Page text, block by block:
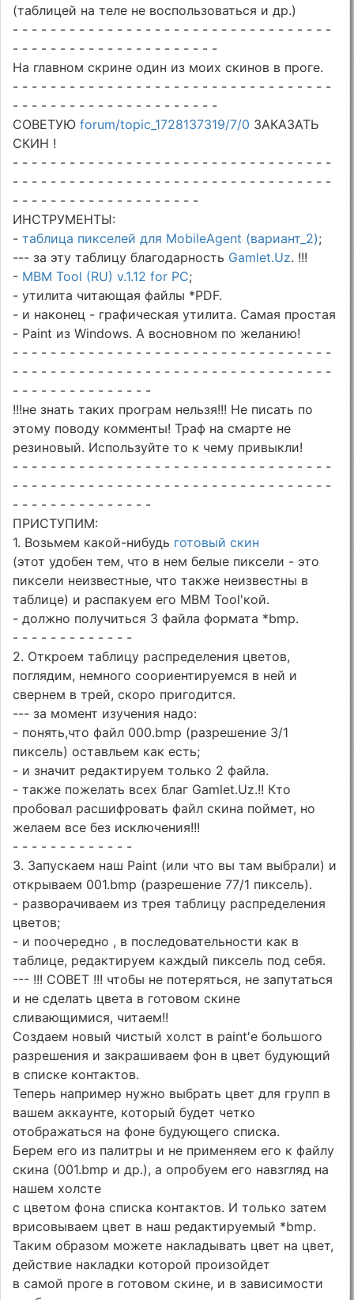
(таблицей на теле не воспользоваться и др.)
- - - - - - - - - - - - - - - - - - - - - - - - - - - - - - - - - -
- - - - - - - - - - - - - - - - - - - - - -
На главном скрине один из моих скинов в проге.
- - - - - - - - - - - - - - - - - - - - - - - - - - - - - - - - - -
- - - - - - - - - - - - - - - - - - - - - -
СОВЕТУЮforum/topic_1728137319/7/0 ЗАКАЗАТЬ
СКИН !
- - - - - - - - - - - - - - - - - - - - - - - - - - - - - - - - - -
- - - - - - - - - - - - - - - - - - - - - - - - - - - - - - - - - -
- - - - - - - - - - - - - - - - - - - -
ИНСТРУМЕНТЫ:
-таблица пикселей для MobileAgent (вариант_2);
--- за эту таблицу благодарность Gamlet.Uz. !!!
- MBM Tool (RU) v.1.12 for PC;
- утилита читающая файлы *PDF.
- и наконец - графическая утилита. Самая простая
- Paint из Windows. А восновном по желанию!
- - - - - - - - - - - - - - - - - - - - - - - - - - - - - - - - - -
- - - - - - - - - - - - - - - - - - - - - - - - - - - - - - - - - -
- - - - - - - - - - - - - - -
!!!не знать таких програм нельзя!!! Не писать по
этому поводу комменты! Траф на смарте не
резиновый. Используйте то к чему привыкли!
- - - - - - - - - - - - - - - - - - - - - - - - - - - - - - - - - -
- - - - - - - - - - - - - - - - - - - - - - - - - - - - - - - - - -
- - - - - - - - - - - - - - -
ПРИСТУПИМ:
1. Возьмем какой-нибудь готовый скин
(этот удобен тем, что в нем белые пиксели - это
пиксели неизвестные, что также неизвестны в
таблице) и распакуем его MBM Tool'кой.
- должно получиться 3 файла формата *bmp.
- - - - - - - - - - - - -
2. Откроем таблицу распределения цветов,
поглядим, немного соориентируемся в ней и
свернем в трей, скоро пригодится.
--- за момент изучения надо:
- понять,что файл 000.bmp (разрешение 3/1
пиксель) оставльем как есть;
- и значит редактируем только 2 файла.
- также пожелать всех благ Gamlet.Uz.!! Кто
пробовал расшифровать файл скина поймет, но
желаем все без исключения!!!
- - - - - - - - - - - - -
3. Запускаем наш Paint (или что вы там выбрали) и
открываем 001.bmp (разрешение 77/1 пиксель).
- разворачиваем из трея таблицу распределения
цветов;
- и поочередно , в последовательности как в
таблице, редактируем каждый пиксель под себя.
--- !!! СОВЕТ !!! чтобы не потеряться, не запутаться
и не сделать цвета в готовом скине
сливающимися, читаем!!
Создаем новый чистый холст в paint'е большого
разрешения и закрашиваем фон в цвет будующий
в списке контактов.
Теперь например нужно выбрать цвет для групп в
вашем аккаунте, который будет четко
отображаться на фоне будующего списка.
Берем его из палитры и не применяем его к файлу
скина (001.bmp и др.), а опробуем его навзгляд на
нашем холсте
с цветом фона списка контактов. И только затем
врисовываем цвет в наш редактируемый *bmp.
Таким образом можете накладывать цвет на цвет,
действие накладки которой произойдет
в самой проге в готовом скине, и в зависимости